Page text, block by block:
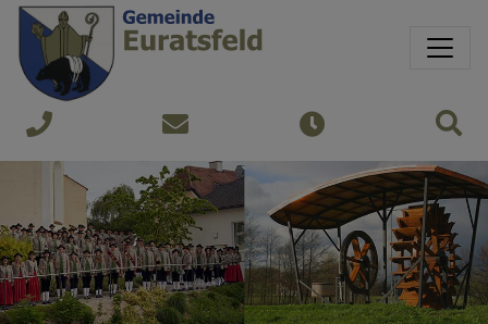
Sprungmarken
Springe direkt zu:
+43
7474
240
gemeinde@euratsfeld.gv.at
Öffnungszeiten